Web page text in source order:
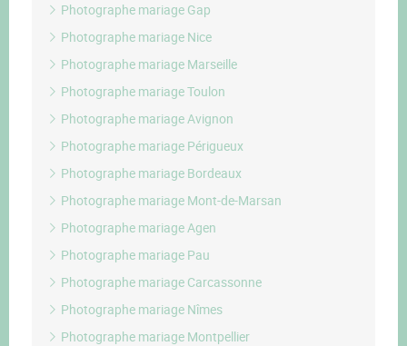
Photographe mariage Gap
Photographe mariage Nice
Photographe mariage Marseille
Photographe mariage Toulon
Photographe mariage Avignon
Photographe mariage Périgueux
Photographe mariage Bordeaux
Photographe mariage Mont-de-Marsan
Photographe mariage Agen
Photographe mariage Pau
Photographe mariage Carcassonne
Photographe mariage Nîmes
Photographe mariage Montpellier